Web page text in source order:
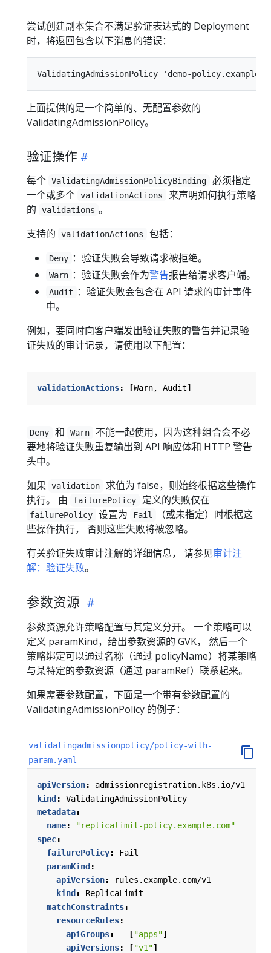
尝试创建副本集合不满足验证表达式的 Deployment
时，将返回包含以下消息的错误：
上面提供的是一个简单的、无配置参数的
ValidatingAdmissionPolicy。
验证操作
每个 ValidatingAdmissionPolicyBinding
必须指定
一个或多个 validationActions
来声明如何执行策略
的
validations 。
支持的
validationActions 包括：
Deny ：验证失败会导致请求被拒绝。
Warn ：验证失败会作为警告报告给请求客户端。
Audit
：验证失败会包含在 API 请求的审计事件
中。
例如，要同时向客户端发出验证失败的警告并记录验
证失败的审计记录，请使用以下配置：
validationActions: [Warn, Audit]
Deny 和 Warn
不能一起使用，因为这种组合会不必
要地将验证失败重复输出到 API 响应体和 HTTP 警告
头中。
如果
validation
求值为 false，则始终根据这些操作
执行。 由
failurePolicy 定义的失败仅在
failurePolicy 设置为 Fail
（或未指定）时根据这
些操作执行， 否则这些失败将被忽略。
有关验证失败审计注解的详细信息， 请参见审计注
解：验证失败。
参数资源
参数资源允许策略配置与其定义分开。 一个策略可以
定义 paramKind，给出参数资源的 GVK， 然后一个
策略绑定可以通过名称（通过 policyName）将某策略
与某特定的参数资源（通过 paramRef）联系起来。
如果需要参数配置，下面是一个带有参数配置的
ValidatingAdmissionPolicy 的例子：
validatingadmissionpolicy/policy-with-
param.yaml
apiVersion:
admissionregistration.k8s.io/v1
kind :
ValidatingAdmissionPolicy
metadata:
name:
"replicalimit-policy.example.com"
spec:
failurePolicy:
Fail
paramKind :
apiVersion:
rules.example.com/v1
kind :
ReplicaLimit
matchConstraints:
resourceRules:
- apiGroups: ["apps"]
apiVersions: ["v1"]